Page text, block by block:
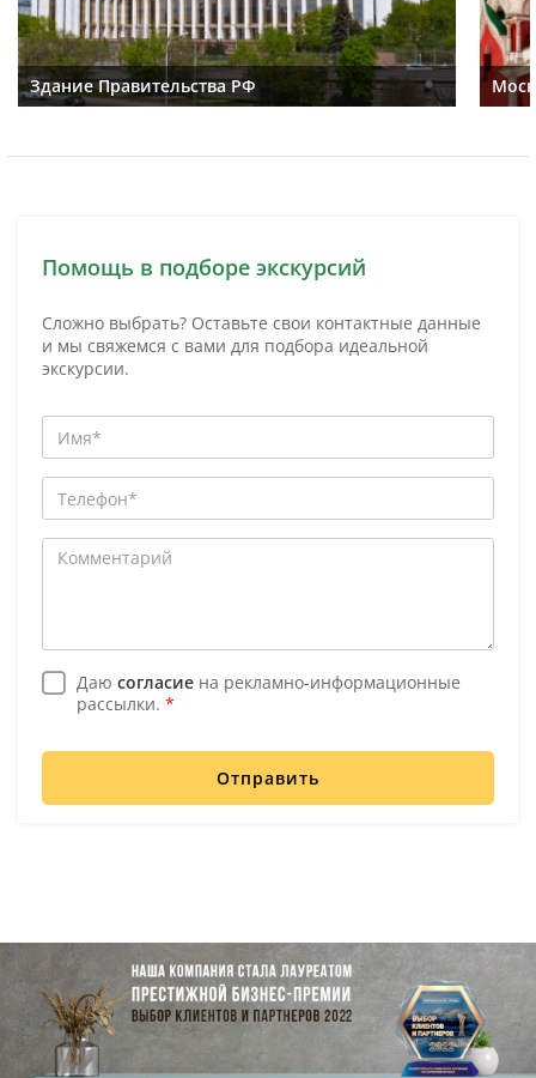
Здание Правительства РФ
Помощь в подборе экскурсий
Сложно выбрать? Оставьте свои контактные данные
и мы свяжемся с вами для подбора идеальной
экскурсии.
Даю согласие на рекламно-информационные
рассылки. *
Отправить